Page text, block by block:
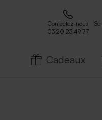
Contactez-nous
03 20 23 49 77
Se
Cadeaux